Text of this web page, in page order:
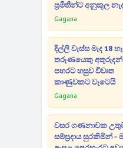
ප්‍රමිතීන්ට අනුකූල
බරපතළ චෝදනාවක්
Gagana
දිල්ලි වැස්ස මැද 18
තරුණයෙකු අතුරුදන්
පහරට හසුව විවෘත
කාණුවකට වැටෙයි
Gagana
වසර ගණනාවක
සම්ප්‍රදාය සුරකිමින් -